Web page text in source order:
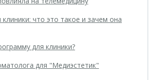
что это такое и зачем она
для клиники?
для "Медиэстетик"